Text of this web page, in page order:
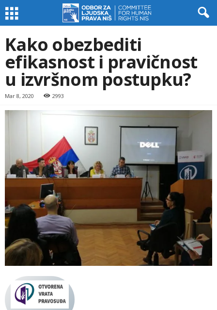
Kako obezbediti
efikasnost i pravičnost
u izvršnom postupku?
Mar 8, 2020 2993